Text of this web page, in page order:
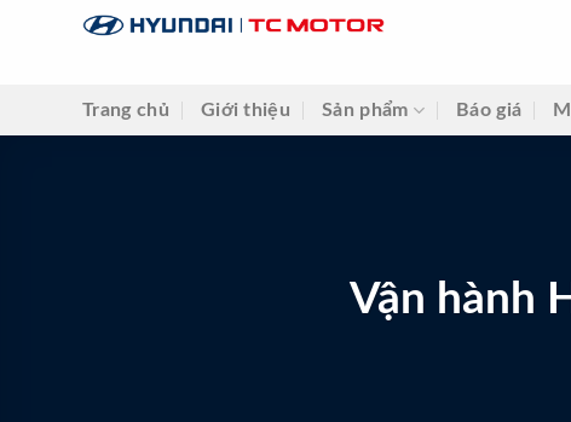
Trang chủ Giới thiệu Sản phẩm Báo giá
Vận hành